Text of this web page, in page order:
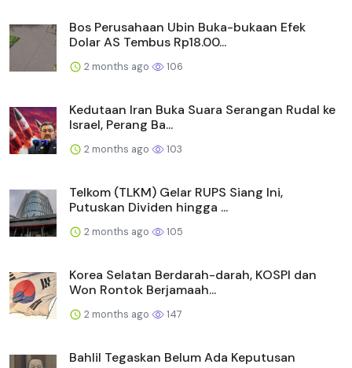
Bos Perusahaan Ubin Buka-bukaan Efek
Dolar AS Tembus Rp18.00...
2 months ago 106
Kedutaan Iran Buka Suara Serangan Rudal ke
Israel, Perang Ba...
2 months ago 103
Telkom (TLKM) Gelar RUPS Siang Ini,
Putuskan Dividen hingga ...
2 months ago 105
Korea Selatan Berdarah-darah, KOSPI dan
Won Rontok Berjamaah...
2 months ago 147
Bahlil Tegaskan Belum Ada Keputusan